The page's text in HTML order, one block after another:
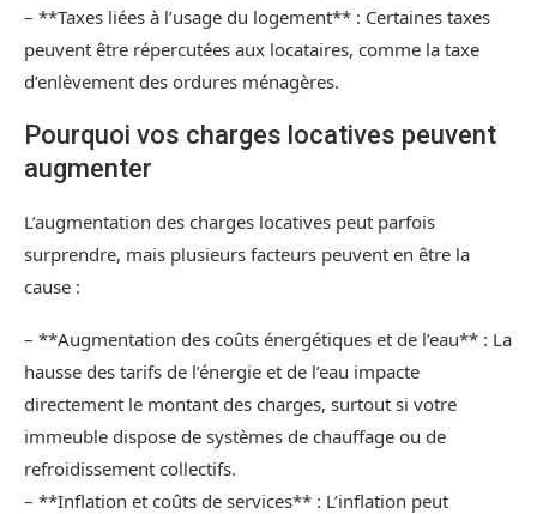
– **Taxes liées à l’usage du logement** : Certaines taxes
peuvent être répercutées aux locataires, comme la taxe
d’enlèvement des ordures ménagères.
Pourquoi vos charges locatives peuvent
augmenter
L’augmentation des charges locatives peut parfois
surprendre, mais plusieurs facteurs peuvent en être la
cause :
– **Augmentation des coûts énergétiques et de l’eau** : La
hausse des tarifs de l’énergie et de l’eau impacte
directement le montant des charges, surtout si votre
immeuble dispose de systèmes de chauffage ou de
refroidissement collectifs.
– **Inflation et coûts de services** : L’inflation peut